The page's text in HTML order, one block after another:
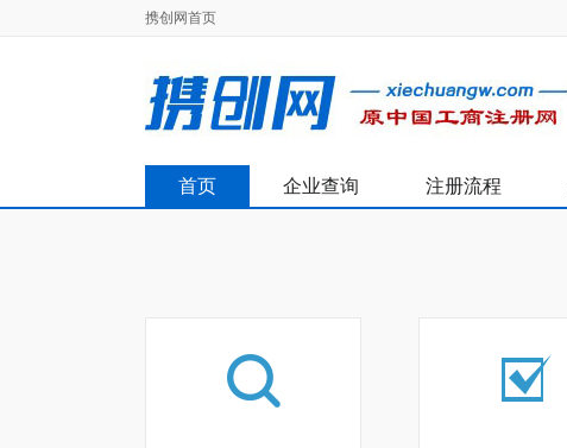
携创网首页
首页 企业查询 注册流程